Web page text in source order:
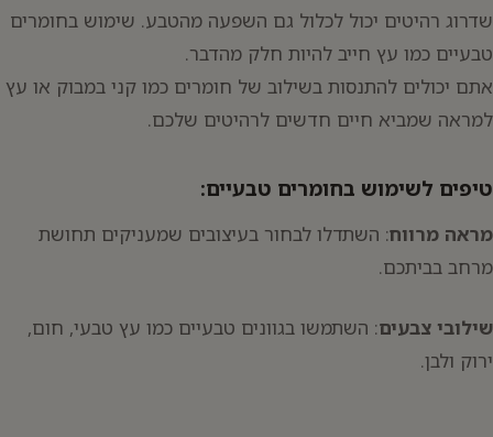
שדרוג רהיטים יכול לכלול גם השפעה מהטבע. שימוש בחומרים
טבעיים כמו עץ חייב להיות חלק מהדבר.
אתם יכולים להתנסות בשילוב של חומרים כמו קני במבוק או עץ
למראה שמביא חיים חדשים לרהיטים שלכם.
טיפים לשימוש בחומרים טבעיים:
מראה מרווח: השתדלו לבחור בעיצובים שמעניקים תחושת
מרחב בביתכם.
שילובי צבעים: השתמשו בגוונים טבעיים כמו עץ טבעי, חום,
ירוק ולבן.